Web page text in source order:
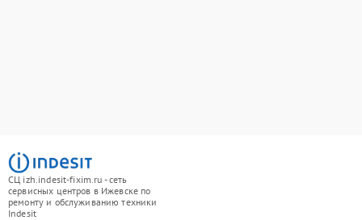
СЦ izh.indesit-fixim.ru - сеть
сервисных центров в Ижевске по
ремонту и обслуживанию техники
Indesit